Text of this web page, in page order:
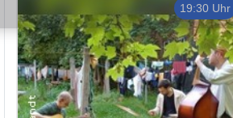
19:30 Uhr